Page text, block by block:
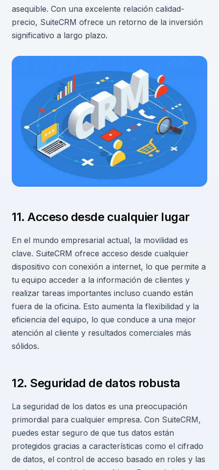
asequible. Con una excelente relación calidad-
precio, SuiteCRM ofrece un retorno de la inversión
significativo a largo plazo.
11. Acceso desde cualquier lugar
En el mundo empresarial actual, la movilidad es
clave. SuiteCRM ofrece acceso desde cualquier
dispositivo con conexión a internet, lo que permite a
tu equipo acceder a la información de clientes y
realizar tareas importantes incluso cuando están
fuera de la oficina. Esto aumenta la flexibilidad y la
eficiencia del equipo, lo que conduce a una mejor
atención al cliente y resultados comerciales más
sólidos.
12. Seguridad de datos robusta
La seguridad de los datos es una preocupación
primordial para cualquier empresa. Con SuiteCRM,
puedes estar seguro de que tus datos están
protegidos gracias a características como el cifrado
de datos, el control de acceso basado en roles y las